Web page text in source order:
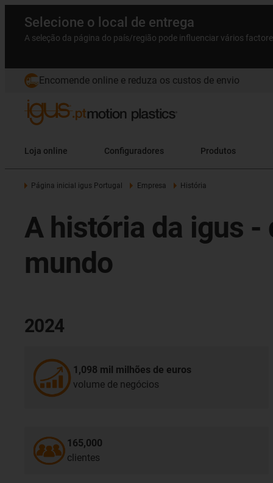
Selecione o local de entrega
A seleção da página do país/região pode influenciar vários
Encomende online e reduza os custos de envio
Loja online Configuradores Produtos
Página inicial igus Portugal Empresa História
A história da igus -
mundo
2024
1,098 mil milhões de euros
volume de negócios
165,000
clientes